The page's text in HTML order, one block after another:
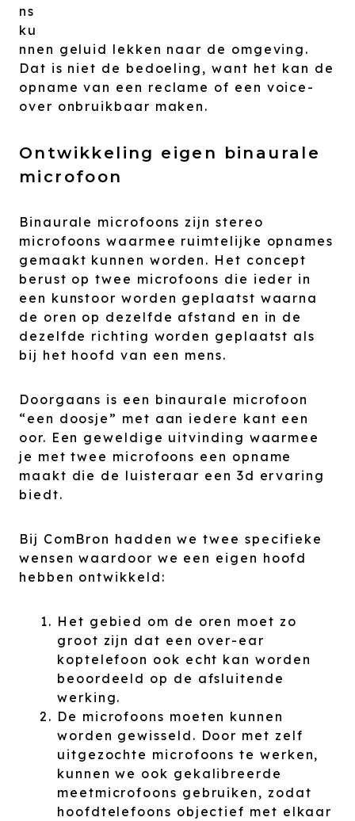
ns
ku
nnen geluid lekken naar de omgeving.
Dat is niet de bedoeling, want het kan de
opname van een reclame of een voice-
over onbruikbaar maken.
Ontwikkeling eigen binaurale
microfoon
Binaurale microfoons zijn stereo
microfoons waarmee ruimtelijke opnames
gemaakt kunnen worden. Het concept
berust op twee microfoons die ieder in
een kunstoor worden geplaatst waarna
de oren op dezelfde afstand en in de
dezelfde richting worden geplaatst als
bij het hoofd van een mens.
Doorgaans is een binaurale microfoon
“een doosje” met aan iedere kant een
oor. Een geweldige uitvinding waarmee
je met twee microfoons een opname
maakt die de luisteraar een 3d ervaring
biedt.
Bij ComBron hadden we twee specifieke
wensen waardoor we een eigen hoofd
hebben ontwikkeld:
Het gebied om de oren moet zo
groot zijn dat een over-ear
koptelefoon ook echt kan worden
beoordeeld op de afsluitende
werking.
De microfoons moeten kunnen
worden gewisseld. Door met zelf
uitgezochte microfoons te werken,
kunnen we ook gekalibreerde
meetmicrofoons gebruiken, zodat
hoofdtelefoons objectief met elkaar